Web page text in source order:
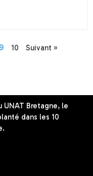
10 Suivant »
UNAT Bretagne, le
dans les 10